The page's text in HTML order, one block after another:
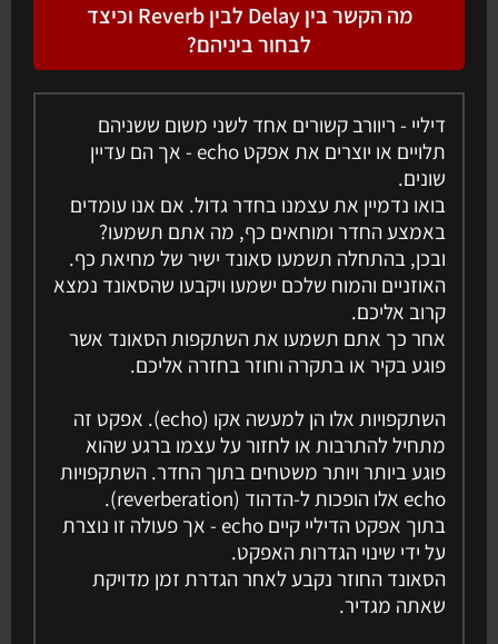
מה הקשר בין Delay לבין Reverb וכיצד
לבחור ביניהם?
דיליי - ריוורב קשורים אחד לשני משום ששניהם
תלויים או יוצרים את אפקט echo - אך הם עדיין
שונים.
בואו נדמיין את עצמנו בחדר גדול. אם אנו עומדים
באמצע החדר ומוחאים כף, מה אתם תשמעו?
ובכן, בהתחלה תשמעו סאונד ישיר של מחיאת כף.
האוזניים והמוח שלכם ישמעו ויקבעו שהסאונד נמצא
קרוב אליכם.
אחר כך אתם תשמעו את השתקפות הסאונד אשר
פוגע בקיר או בתקרה וחוזר בחזרה אליכם.
השתקפויות אלו הן למעשה אקו (echo). אפקט זה
מתחיל להתרבות או לחזור על עצמו ברגע שהוא
פוגע ביותר ויותר משטחים בתוך החדר. השתקפויות
echo אלו הופכות ל-הדהוד (reverberation).
בתוך אפקט הדיליי קיים echo - אך פעולה זו נוצרת
על ידי שינוי הגדרות האפקט.
הסאונד החוזר נקבע לאחר הגדרת זמן מדויקת
שאתה מגדיר.